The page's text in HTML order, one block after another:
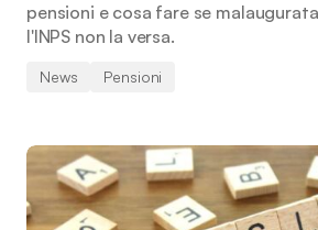
pensioni e cosa fare se
l'INPS non la versa.
News Pensioni